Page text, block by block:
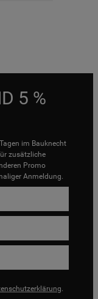
5 %
im Bauknecht
zusätzliche
Promo
Anmeldung.
.